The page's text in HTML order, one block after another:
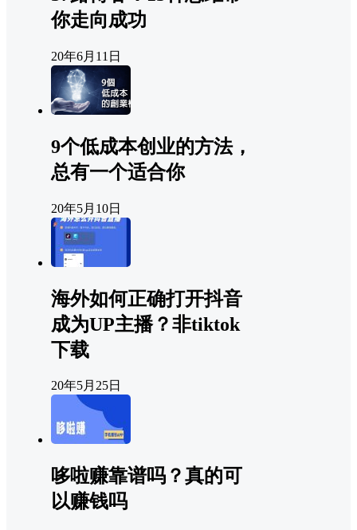
你走向成功
20年6月11日
9个低成本创业的方法，
总有一个适合你
20年5月10日
海外如何正确打开抖音
成为UP主播？非tiktok
下载
20年5月25日
哆啦赚靠谱吗？真的可
以赚钱吗